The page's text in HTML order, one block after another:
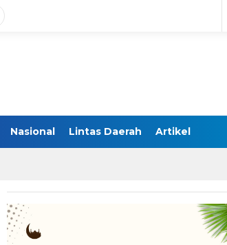
Nasional Lintas Daerah Artikel